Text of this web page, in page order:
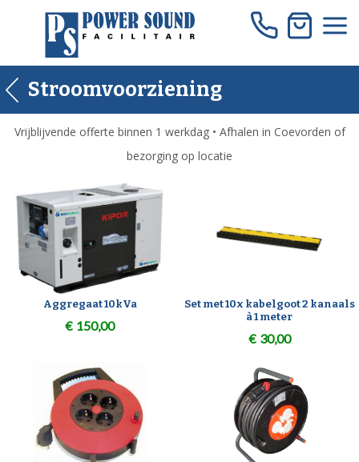
Stroomvoorziening
Vrijblijvende offerte binnen 1 werkdag • Afhalen in Coevorden of
bezorging op locatie
Aggregaat 10kVa
€ 150,00
Set met 10x kabelgoot 2 kanaals
à 1 meter
€ 30,00